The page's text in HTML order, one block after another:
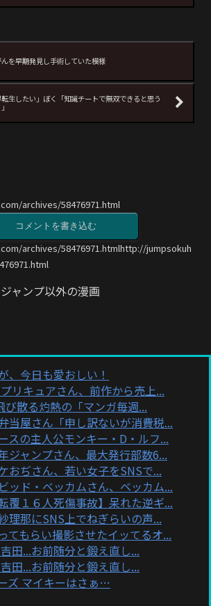
を早期発見し手術していた模様
転生したい」ぼく「知識チートで無双できると思う
archives/58476971.html
コメントを書き込む
archives/58476971.htmlhttp://jumpsokuh
ジャンプ以外の漫画
、今日も愛おしい！
プリキュアさん、前作から売上...
び散る灼熱の「マンガ毎週...
当屋さん「申し訳ないが消費税...
スの主人公モンキー・D・ルフ...
ジャンプさん、最大発行部数6...
おぢさん、若い女子をSNSで...
ッド・ベッカムさん、ベッカム...
覆１６人死傷事故】呆れた逆ギ...
理那にSNS上でねぎらいの声...
てもらい撮影させたイッてるオ...
田...お前随分と鍛え直し...
田...お前随分と鍛え直し...
ズ マイキーはさぁ…